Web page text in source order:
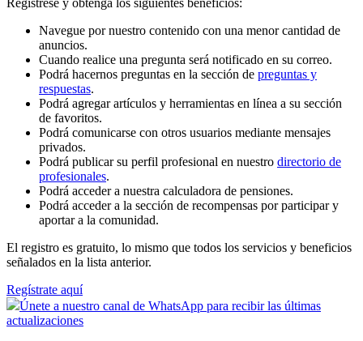
Regístrese y obtenga los siguientes beneficios:
Navegue por nuestro contenido con una menor cantidad de
anuncios.
Cuando realice una pregunta será notificado en su correo.
Podrá hacernos preguntas en la sección de preguntas y
respuestas.
Podrá agregar artículos y herramientas en línea a su sección
de favoritos.
Podrá comunicarse con otros usuarios mediante mensajes
privados.
Podrá publicar su perfil profesional en nuestro directorio de
profesionales.
Podrá acceder a nuestra calculadora de pensiones.
Podrá acceder a la sección de recompensas por participar y
aportar a la comunidad.
El registro es gratuito, lo mismo que todos los servicios y beneficios
señalados en la lista anterior.
Regístrate aquí
Únete a nuestro canal de WhatsApp para recibir las últimas
actualizaciones